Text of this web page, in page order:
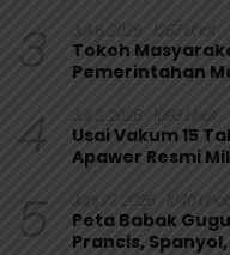
3 Juli 6, 2026 1257 Lihat
Tokoh
Pemerintahan
4 Juli 2, 2026 1093 Lihat
Usai Vakum 15
Apawer Resmi
5 Juni 27, 2026 1040 Lihat
Peta Babak
Prancis,